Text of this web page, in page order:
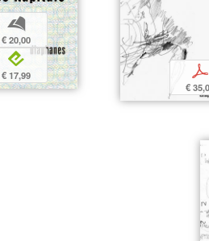
b
€ 20,00
e
€ 17,99 p
€